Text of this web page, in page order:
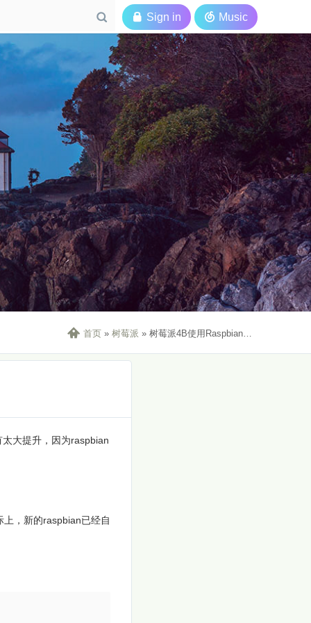
  Sign in  Music
 首页 »树莓派 »树莓派4B使用Raspbian官方64位系统内核
大提升，因为raspbian
，新的raspbian已经自